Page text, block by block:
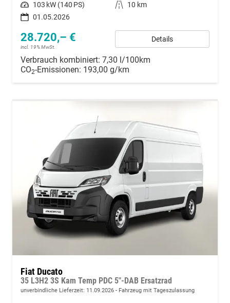
Leistung 103 kW (140 PS) Kilometerstand
10 km
01.05.2026
28.720,– €
incl. 19% MwSt.
Details
Verbrauch kombiniert: 7,30 l/100km
CO2-Emissionen: 193,00 g/km
Fiat Ducato
35 L3H2 3S Kam Temp PDC 5"-DAB Ersatzrad
unverbindliche Lieferzeit: 11.09.2026 Fahrzeug mit Tageszulassung